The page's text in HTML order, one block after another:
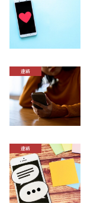
連絡
連絡